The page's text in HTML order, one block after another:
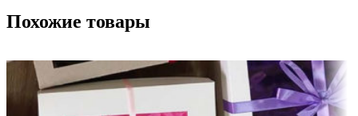
Похожие товары